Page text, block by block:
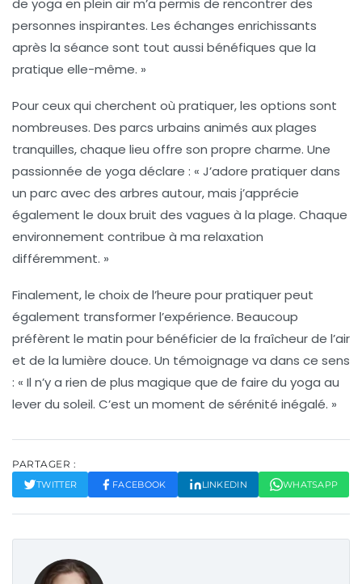
de yoga en plein air m’a permis de rencontrer des
personnes inspirantes. Les échanges enrichissants
après la séance sont tout aussi bénéfiques que la
pratique elle-même. »
Pour ceux qui cherchent où pratiquer, les options sont
nombreuses. Des parcs urbains animés aux plages
tranquilles, chaque lieu offre son propre charme. Une
passionnée de yoga déclare : « J’adore pratiquer dans
un parc avec des arbres autour, mais j’apprécie
également le doux bruit des vagues à la plage. Chaque
environnement contribue à ma relaxation
différemment. »
Finalement, le choix de l’heure pour pratiquer peut
également transformer l’expérience. Beaucoup
préfèrent le matin pour bénéficier de la fraîcheur de l’air
et de la lumière douce. Un témoignage va dans ce sens
: « Il n’y a rien de plus magique que de faire du yoga au
lever du soleil. C’est un moment de sérénité inégalé. »
PARTAGER :
TWITTER FACEBOOK LINKEDIN WHATSAPP